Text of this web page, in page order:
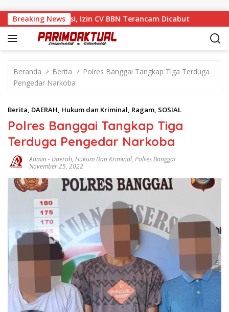
Breaking News
Sanksi, Izin CV BBN Terancam Dicabut
Beranda Berita
Polres Banggai Tangkap Tiga Terduga
Pengedar Narkoba
Berita, DAERAH, Hukum dan Kriminal, Ragam, SOSIAL
Polres Banggai Tangkap Tiga
Terduga Pengedar Narkoba
Admin-Daerah, Hukum Dan Kriminal, Polres Banggai
November 25, 2022